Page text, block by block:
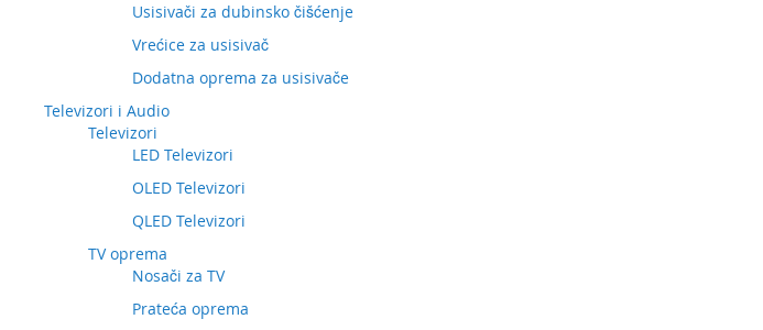
Usisivači za dubinsko čišćenje
Vrećice za usisivač
Dodatna oprema za usisivače
Televizori i Audio
Televizori
LED Televizori
OLED Televizori
QLED Televizori
TV oprema
Nosači za TV
Prateća oprema